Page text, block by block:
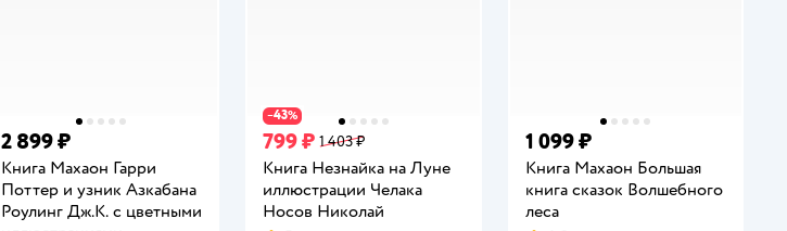
2 899 ₽
Книга Махаон Гарри
Поттер и узник Азкабана
Роулинг Дж.К. с цветными
−43%
799 ₽ 1 403 ₽
Книга Незнайка на Луне
иллюстрации Челака
Носов Николай
1 099 ₽
Книга Махаон Большая
книга сказок Волшебного
леса